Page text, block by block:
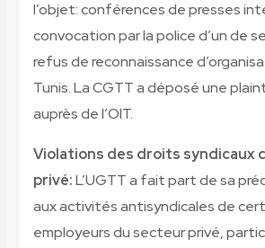
l’objet: conférences de presses
convocation par la police d’un de
refus de reconnaissance
Tunis. La CGTT a déposé une
auprès de l’OIT.
Violations des droits syndicaux
privé:L’UGTT a fait part de sa
aux activités antisyndicales de
employeurs du secteur privé,